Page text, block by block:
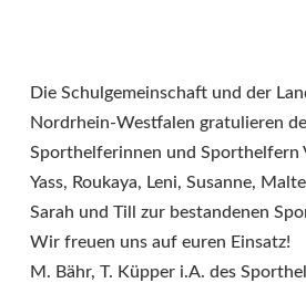
Die Schulgemeinschaft und der
Nordrhein-Westfalen gratulieren
Sporthelferinnen und Sporthelfern
Yass, Roukaya, Leni, Susanne,
Sarah und Till zur bestandenen
Wir freuen uns auf euren Einsatz!
M. Bähr, T. Küpper i.A. des